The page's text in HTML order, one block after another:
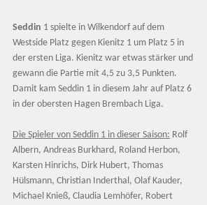
Seddin 1 spielte in Wilkendorf auf dem
Westside Platz gegen Kienitz 1 um Platz 5 in
der ersten Liga. Kienitz war etwas stärker und
gewann die Partie mit 4,5 zu 3,5 Punkten.
Damit kam Seddin 1 in diesem Jahr auf Platz 6
in der obersten Hagen Brembach Liga.
Die Spieler von Seddin 1 in dieser Saison: Rolf
Albern, Andreas Burkhard, Roland Herbon,
Karsten Hinrichs, Dirk Hubert, Thomas
Hülsmann, Christian Inderthal, Olaf Kauder,
Michael Knieß, Claudia Lemhöfer, Robert